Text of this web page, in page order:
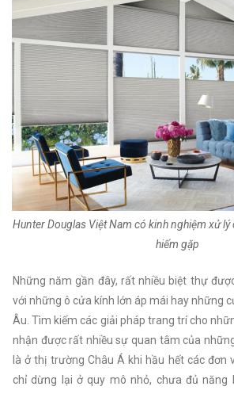
Hunter Douglas Việt Nam có kinh nghiệm xử
hiếm gặp
Những năm gần đây, rất nhiều biệt thự
với những ô cửa kính lớn áp mái hay những
Âu. Tìm kiếm các giải pháp trang trí cho
nhận được rất nhiều sự quan tâm của
là ở thị trường Châu Á khi hầu hết các đơn
chỉ dừng lại ở quy mô nhỏ, chưa đủ năng